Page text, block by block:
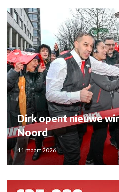
Dirk opent nieuwe
Noord
11 maart 2026